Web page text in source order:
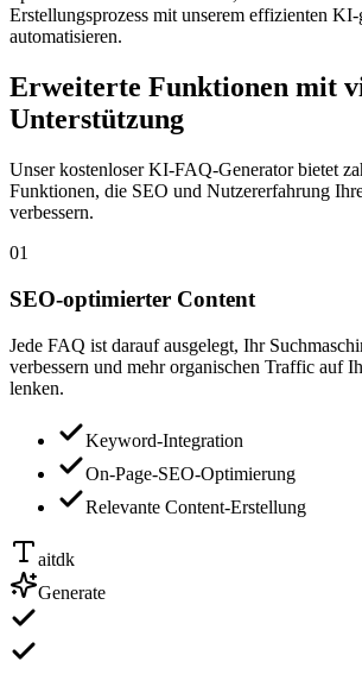
Erstellungsprozess mit unserem effizienten KI-
automatisieren.
Erweiterte Funktionen mit
Unterstützung
Unser kostenloser KI-FAQ-Generator bietet
Funktionen, die SEO und Nutzererfahrung
verbessern.
01
SEO-optimierter Content
Jede FAQ ist darauf ausgelegt, Ihr
verbessern und mehr organischen Traffic auf
lenken.
Keyword-Integration
On-Page-SEO-Optimierung
Relevante Content-Erstellung
aitdk
Generate